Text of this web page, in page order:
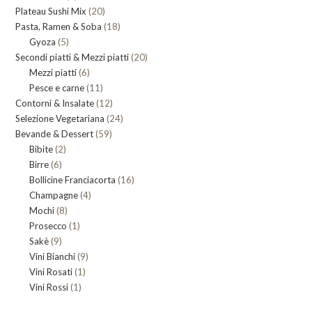
prodotti
Plateau Sushi Mix 2020
prodotti
Pasta, Ramen & Soba 1818
Gyoza 55
prodotti
Secondi piatti & Mezzi piatti 2020
Mezzi piatti 66
prodotti
Pesce e carne 1111
prodotti
Contorni & Insalate 1212
prodotti
Selezione Vegetariana 2424
Bevande & Dessert 5959
Bibite 22
Birre 66
prodotti
Bollicine Franciacorta 1616
Champagne 44
Mochi 88
prodotti
Prosecco 11
Sakè 99
prodotti
Vini Bianchi 99
Vini Rosati 11
Vini Rossi 11